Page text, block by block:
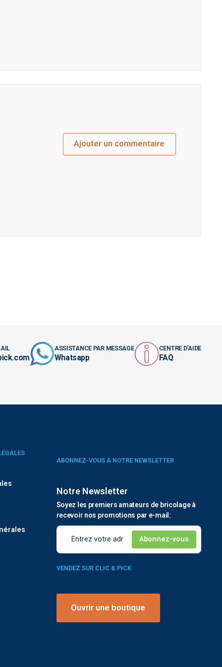
Ajouter un commentaire
ASSISTANCE PAR MESSAGE
Whatsapp
CENTRE D'AIDE
FAQ
ABONNEZ-VOUS À NOTRE NEWSLETTER
Notre Newsletter
Soyez les premiers amateurs de bricolage à
recevoir nos promotions par e-mail:
VENDEZ SUR CLIC & PICK
Ouvrir une boutique